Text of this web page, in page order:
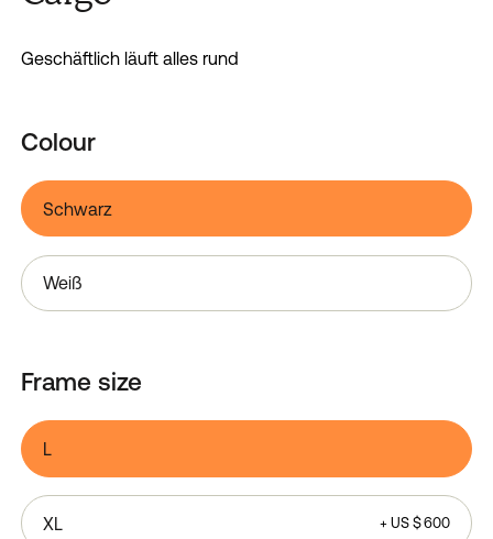
Geschäftlich läuft alles rund
Colour
Schwarz
Weiß
Frame size
L
XL +US $600